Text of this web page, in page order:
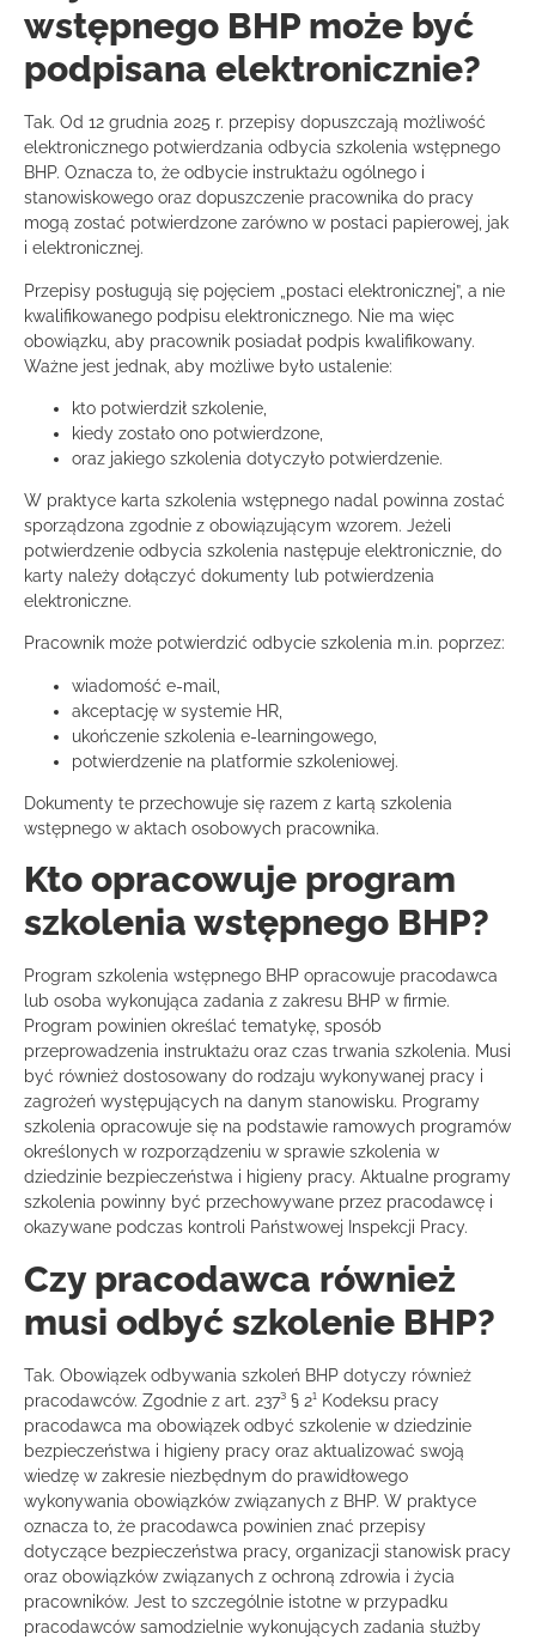
wstępnego BHP może być
podpisana elektronicznie?
Tak. Od 12 grudnia 2025 r. przepisy dopuszczają możliwość
elektronicznego potwierdzania odbycia szkolenia wstępnego
BHP. Oznacza to, że odbycie instruktażu ogólnego i
stanowiskowego oraz dopuszczenie pracownika do pracy
mogą zostać potwierdzone zarówno w postaci papierowej, jak
i elektronicznej.
Przepisy posługują się pojęciem „postaci elektronicznej”, a nie
kwalifikowanego podpisu elektronicznego. Nie ma więc
obowiązku, aby pracownik posiadał podpis kwalifikowany.
Ważne jest jednak, aby możliwe było ustalenie:
kto potwierdził szkolenie,
kiedy zostało ono potwierdzone,
oraz jakiego szkolenia dotyczyło potwierdzenie.
W praktyce karta szkolenia wstępnego nadal powinna zostać
sporządzona zgodnie z obowiązującym wzorem. Jeżeli
potwierdzenie odbycia szkolenia następuje elektronicznie, do
karty należy dołączyć dokumenty lub potwierdzenia
elektroniczne.
Pracownik może potwierdzić odbycie szkolenia m.in. poprzez:
wiadomość e-mail,
akceptację w systemie HR,
ukończenie szkolenia e-learningowego,
potwierdzenie na platformie szkoleniowej.
Dokumenty te przechowuje się razem z kartą szkolenia
wstępnego w aktach osobowych pracownika.
Kto opracowuje program
szkolenia wstępnego BHP?
Program szkolenia wstępnego BHP opracowuje pracodawca
lub osoba wykonująca zadania z zakresu BHP w firmie.
Program powinien określać tematykę, sposób
przeprowadzenia instruktażu oraz czas trwania szkolenia. Musi
być również dostosowany do rodzaju wykonywanej pracy i
zagrożeń występujących na danym stanowisku. Programy
szkolenia opracowuje się na podstawie ramowych programów
określonych w rozporządzeniu w sprawie szkolenia w
dziedzinie bezpieczeństwa i higieny pracy. Aktualne programy
szkolenia powinny być przechowywane przez pracodawcę i
okazywane podczas kontroli Państwowej Inspekcji Pracy.
Czy pracodawca również
musi odbyć szkolenie BHP?
Tak. Obowiązek odbywania szkoleń BHP dotyczy również
pracodawców. Zgodnie z art. 237³ § 2¹ Kodeksu pracy
pracodawca ma obowiązek odbyć szkolenie w dziedzinie
bezpieczeństwa i higieny pracy oraz aktualizować swoją
wiedzę w zakresie niezbędnym do prawidłowego
wykonywania obowiązków związanych z BHP. W praktyce
oznacza to, że pracodawca powinien znać przepisy
dotyczące bezpieczeństwa pracy, organizacji stanowisk pracy
oraz obowiązków związanych z ochroną zdrowia i życia
pracowników. Jest to szczególnie istotne w przypadku
pracodawców samodzielnie wykonujących zadania służby